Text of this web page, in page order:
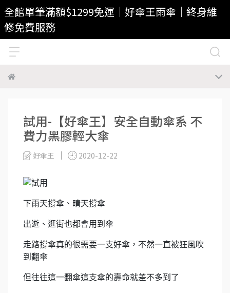
全館單筆滿額$1299免運｜好傘王雨傘｜終身維
修免費服務
試用-【好傘王】安全自動傘系 不
費力黑膠輕大傘
好傘王 2020-12-22
下雨天撐傘、晴天撐傘
出遊、逛街也都會用到傘
走路撐傘真的很需要一支好傘，不然一直被狂風吹
到翻傘
但往往這一翻傘這支傘的壽命就差不多到了